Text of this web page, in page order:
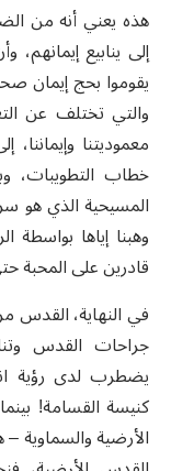
هذه يعني أنه من
إلى ينابيع
يقوموا بحج إيمان
والتي تختلف عن
معموديتنا
خطاب التطويبات،
المسيحية الذي هو
وهبنا إياها
قادرين على المحبة
في النهاية، القدس
جراحات القدس
يضطرب لدى رؤية
كنيسة القسامة!
الأرضية والسماوية